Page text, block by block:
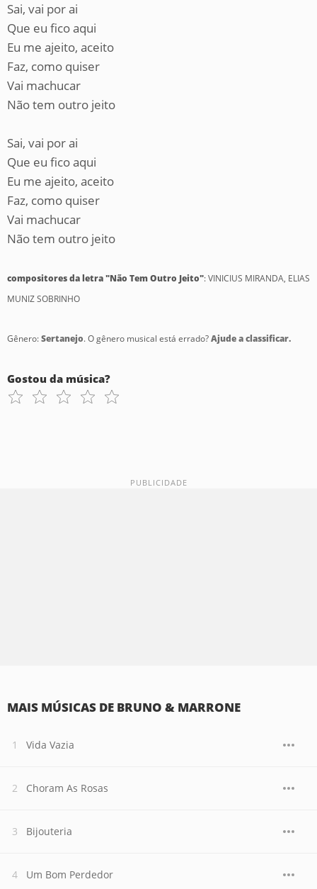
Sai, vai por ai
Que eu fico aqui
Eu me ajeito, aceito
Faz, como quiser
Vai machucar
Não tem outro jeito
Sai, vai por ai
Que eu fico aqui
Eu me ajeito, aceito
Faz, como quiser
Vai machucar
Não tem outro jeito
compositores da letra "Não Tem Outro Jeito": VINICIUS MIRANDA, ELIAS
MUNIZ SOBRINHO
Gênero:Sertanejo. O gênero musical está errado?Ajude a classificar.
Gostou da música?
MAIS MÚSICAS DE BRUNO & MARRONE
Vida Vazia
Choram As Rosas
Bijouteria
Um Bom Perdedor